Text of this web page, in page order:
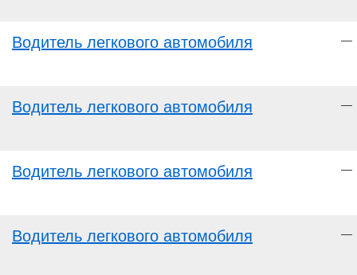
Водитель легкового автомобиля —
Водитель легкового автомобиля —
Водитель легкового автомобиля —
Водитель легкового автомобиля —